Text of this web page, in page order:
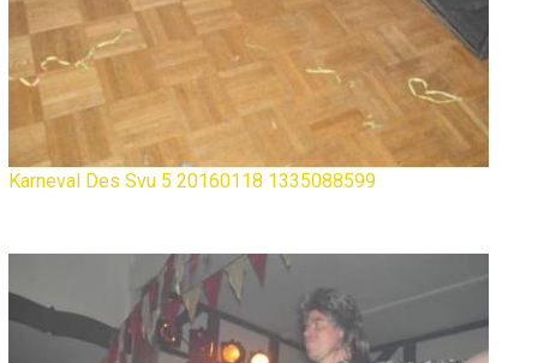
Karneval Des Svu 5 20160118 1335088599